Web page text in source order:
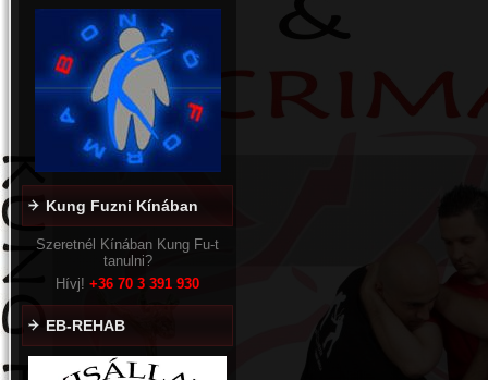
Kung Fuzni Kínában
Szeretnél Kínában Kung Fu-t
tanulni?
Hívj! +36 70 3 391 930
EB-REHAB